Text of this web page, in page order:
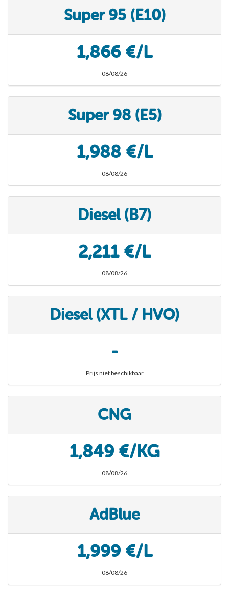
Super 95 (E10)
1,866 €/L
08/08/26
Super 98 (E5)
1,988 €/L
08/08/26
Diesel (B7)
2,211 €/L
08/08/26
Diesel (XTL / HVO)
-
Prijs niet beschikbaar
CNG
1,849 €/KG
08/08/26
AdBlue
1,999 €/L
08/08/26